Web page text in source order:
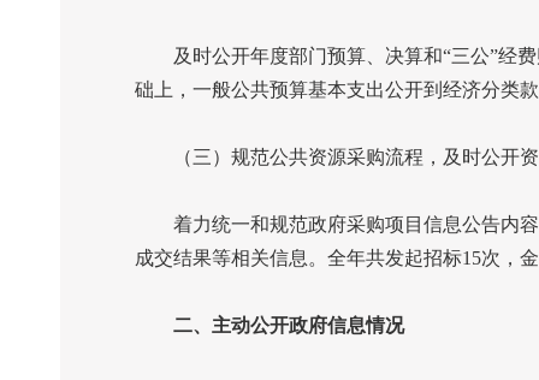
及时公开年度部门预算、决算和“三公”经费
础上，一般公共预算基本支出公开到经济分类
（三）规范公共资源采购流程，及时公开资
着力统一和规范政府采购项目信息公告内容
成交结果等相关信息。全年共发起招标15次，
二、主动公开政府信息情况